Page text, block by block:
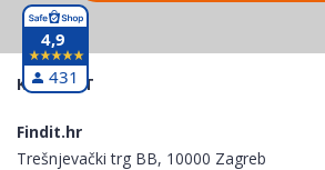
KONTAKT
Findit.hr
Trešnjevački trg BB, 10000 Zagreb
4,9
431